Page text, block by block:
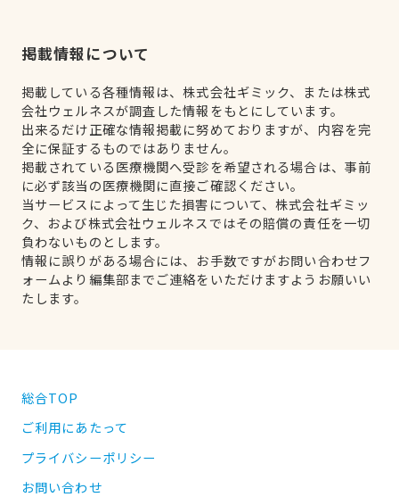
掲載情報について
掲載している各種情報は、株式会社ギミック、または株式
会社ウェルネスが調査した情報をもとにしています。
出来るだけ正確な情報掲載に努めておりますが、内容を完
全に保証するものではありません。
掲載されている医療機関へ受診を希望される場合は、事前
に必ず該当の医療機関に直接ご確認ください。
当サービスによって生じた損害について、株式会社ギミッ
ク、および株式会社ウェルネスではその賠償の責任を一切
負わないものとします。
情報に誤りがある場合には、お手数ですがお問い合わせフ
ォームより編集部までご連絡をいただけますようお願いい
たします。
総合TOP
ご利用にあたって
プライバシーポリシー
お問い合わせ